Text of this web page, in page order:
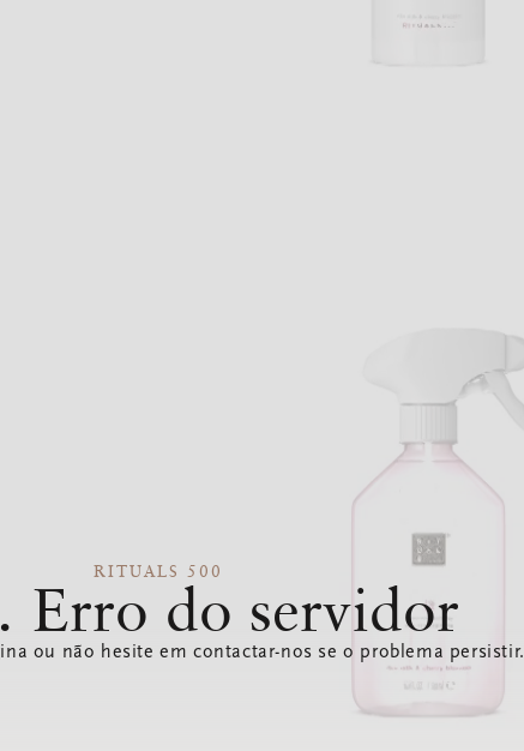
RITUALS 500
Erro do servidor
ou não hesite em contactar-nos se o problema persistir.